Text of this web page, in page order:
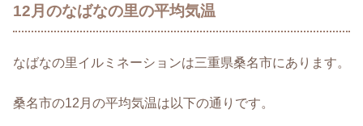
12月のなばなの里の平均気温
なばなの里イルミネーションは三重県桑名市にあります。
桑名市の12月の平均気温は以下の通りです。